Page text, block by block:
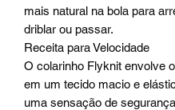
mais natural na bola para
driblar ou passar.
Receita para Velocidade
O colarinho Flyknit envolve
em um tecido macio e
uma sensação de